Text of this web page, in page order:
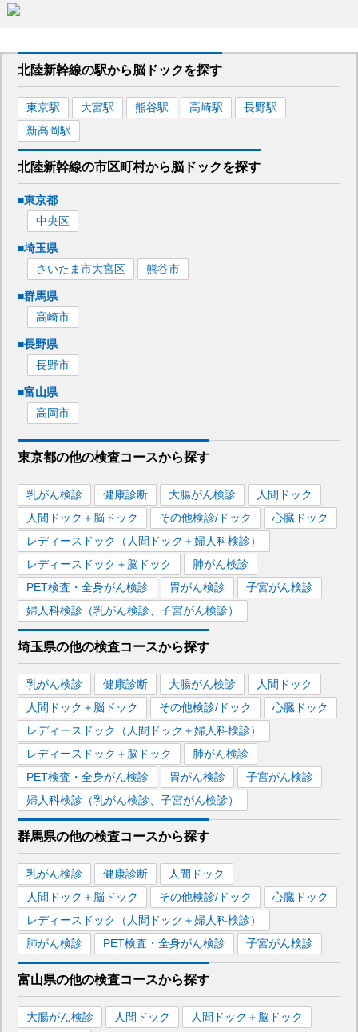
北陸新幹線の駅から脳ドックを探す
東京駅 大宮駅 熊谷駅 高崎駅 長野駅
新高岡駅
北陸新幹線の市区町村から脳ドックを探す
■東京都
中央区
■埼玉県
さいたま市大宮区
熊谷市
■群馬県
高崎市
■長野県
長野市
■富山県
高岡市
東京都の他の検査コースから探す
乳がん検診 健康診断 大腸がん検診
人間ドック
人間ドック＋脳ドック
その他検診/ドック
心臓ドック
レディースドック（人間ドック＋婦人科検診）
レディースドック＋脳ドック
肺がん検診
PET検査・全身がん検診
胃がん検診
子宮がん検診
婦人科検診（乳がん検診、子宮がん検診）
埼玉県の他の検査コースから探す
乳がん検診 健康診断 大腸がん検診
人間ドック
人間ドック＋脳ドック
その他検診/ドック
心臓ドック
レディースドック（人間ドック＋婦人科検診）
レディースドック＋脳ドック
肺がん検診
PET検査・全身がん検診
胃がん検診
子宮がん検診
婦人科検診（乳がん検診、子宮がん検診）
群馬県の他の検査コースから探す
乳がん検診 健康診断
人間ドック
人間ドック＋脳ドック
その他検診/ドック
心臓ドック
レディースドック（人間ドック＋婦人科検診）
肺がん検診
PET検査・全身がん検診 子宮がん検診
富山県の他の検査コースから探す
大腸がん検診 人間ドック
人間ドック＋脳ドック